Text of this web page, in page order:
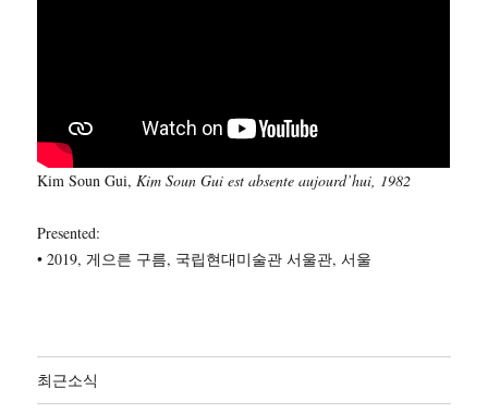
Kim Soun Gui, Kim Soun Gui est absente aujourd’hui, 1982
Presented:
• 2019, 게으른 구름, 국립현대미술관 서울관, 서울
최근소식